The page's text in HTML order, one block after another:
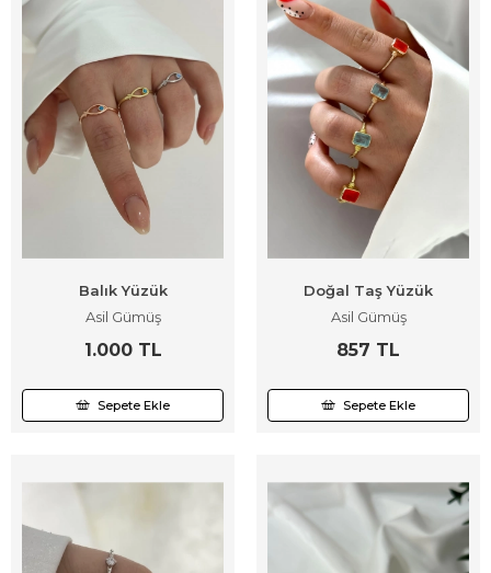
Balık Yüzük
Asil Gümüş
1.000 TL
Sepete Ekle
Doğal Taş Yüzük
Asil Gümüş
857 TL
Sepete Ekle